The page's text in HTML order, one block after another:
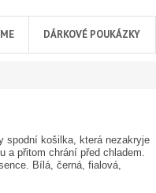
DÁRKOVÉ POUKÁZKY
spodní košilka, která nezakryje
a přitom chrání před chladem.
Bílá, černá, fialová,